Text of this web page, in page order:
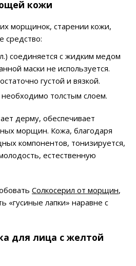
кожи
морщинок, старении кожи,
средство:
соединяется с жидким медом
маски не используется.
густой и вязкой.
толстым слоем.
дерму, обеспечивает
морщин. Кожа, благодаря
компонентов, тонизируется,
естественную
Солкосерил от морщин,
«гусиные лапки» наравне с
для лица с желтой